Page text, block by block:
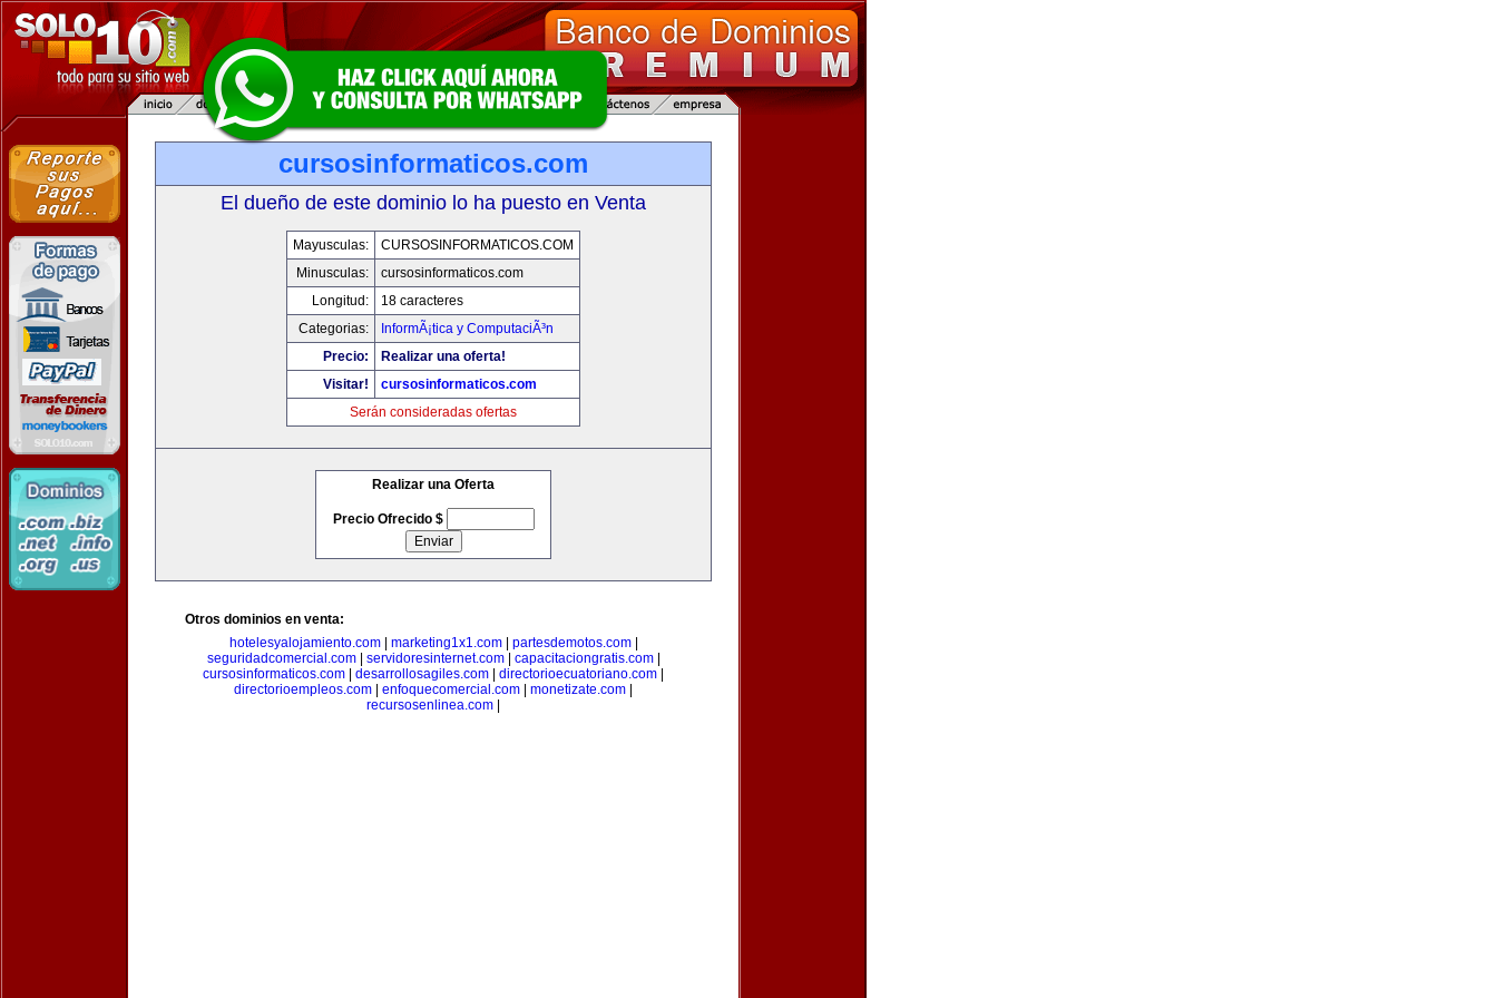
cursosinformaticos.com
El dueño de este dominio lo ha puesto en Venta
Mayusculas:
CURSOSINFORMATICOS.COM
Minusculas:
cursosinformaticos.com
Longitud:
18 caracteres
Categorias:
InformÃ¡tica y ComputaciÃ³n
Precio:
Realizar una oferta!
Visitar!
cursosinformaticos.com
Serán consideradas ofertas
Realizar una Oferta
Precio Ofrecido $
Otros dominios en venta:
hotelesyalojamiento.com| marketing1x1.com| partesdemotos.com|
seguridadcomercial.com| servidoresinternet.com| capacitaciongratis.com|
cursosinformaticos.com
desarrollosagiles.com directorioecuatoriano.com
directorioempleos.com
enfoquecomercial.com monetizate.com
recursosenlinea.com